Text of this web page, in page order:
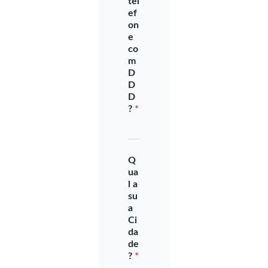
ef
on
e
co
m
D
D
D
? *
Q
ua
l a
su
a
Ci
da
de
? *